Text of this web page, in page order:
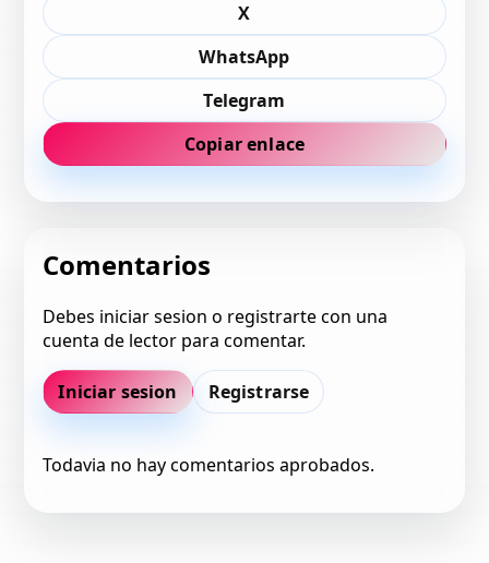
X
WhatsApp
Telegram
Copiar enlace
Comentarios
Debes iniciar sesion o registrarte con una
cuenta de lector para comentar.
Iniciar sesion Registrarse
Todavia no hay comentarios aprobados.